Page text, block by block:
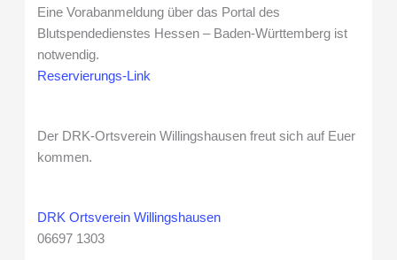
Eine Vorabanmeldung über das Portal des
Blutspendedienstes Hessen – Baden-Württemberg ist
notwendig.
Reservierungs-Link
Der DRK-Ortsverein Willingshausen freut sich auf Euer
kommen.
DRK Ortsverein Willingshausen
06697 1303